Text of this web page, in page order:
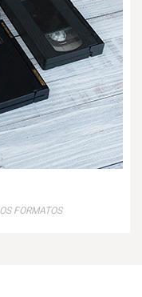
FORMATOS